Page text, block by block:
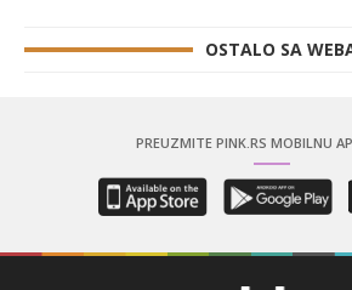
OSTALO SA
PREUZMITE PINK.RS MOBILNU